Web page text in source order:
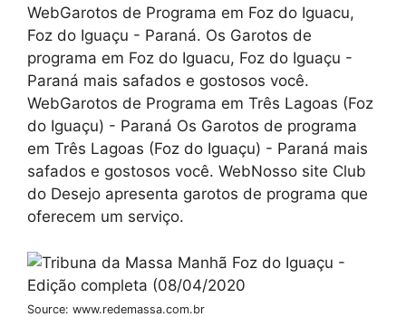
WebGarotos de Programa em Foz do Iguacu,
Foz do Iguaçu - Paraná. Os Garotos de
programa em Foz do Iguacu, Foz do Iguaçu -
Paraná mais safados e gostosos você.
WebGarotos de Programa em Três Lagoas (Foz
do Iguaçu) - Paraná Os Garotos de programa
em Três Lagoas (Foz do Iguaçu) - Paraná mais
safados e gostosos você. WebNosso site Club
do Desejo apresenta garotos de programa que
oferecem um serviço.
Source: www.redemassa.com.br